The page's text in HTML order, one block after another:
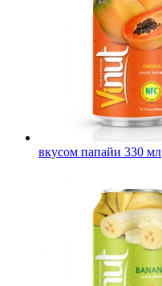
вкусом папайи 330 мл